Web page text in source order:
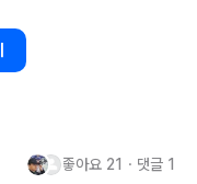
좋아요 21 ・ 댓글 1